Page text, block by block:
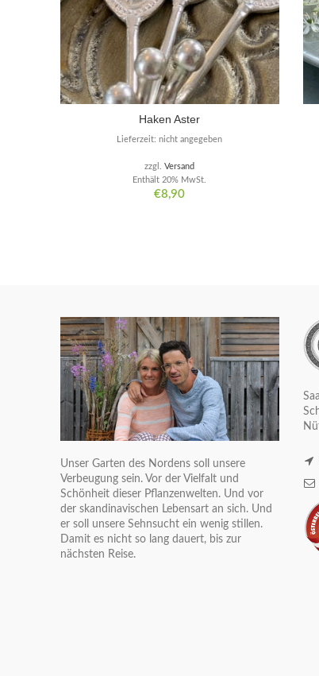
Haken Aster
€8,90
Enthält 20% MwSt.
zzgl.Versand
Lieferzeit: nicht angegeben
Unser Garten des Nordens soll unsere
Verbeugung sein. Vor der Vielfalt und
Schönheit dieser Pflanzenwelten. Und vor
der skandinavischen Lebensart an sich. Und
er soll unsere Sehnsucht ein wenig stillen.
Damit es nicht so lang dauert, bis zur
nächsten Reise.